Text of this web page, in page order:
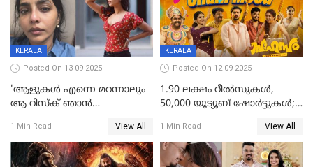
KERALA
Posted On 13-09-2025
'ആളുകള്‍ എന്നെ മറന്നാലും
ആ റിസ്ക് ഞാൻ
മനസിലായി, കടുത്ത
തീരുമാനവുമായി ഐശ്വര്യ
ലക്ഷ്മി
1 Min Read View All
KERALA
Posted On 12-09-2025
1.90 ലക്ഷം റീല്‍സുകള്‍,
50,000 യൂട്യൂബ് ഷോര്‍ട്ടുകള്‍;
ഹിറ്റായി ഓണം മൂഡ് ഗാനം
1 Min Read View All